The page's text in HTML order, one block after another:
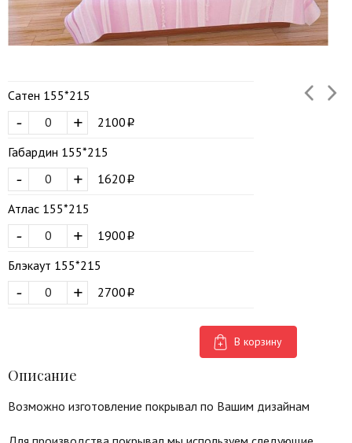
Сатен 155*215
+
-
2100
Габардин 155*215
+
-
1620
Атлас 155*215
+
-
1900
Блэкаут 155*215
+
- 2700
В корзину
Описание
Возможно изготовление покрывал по Вашим дизайнам